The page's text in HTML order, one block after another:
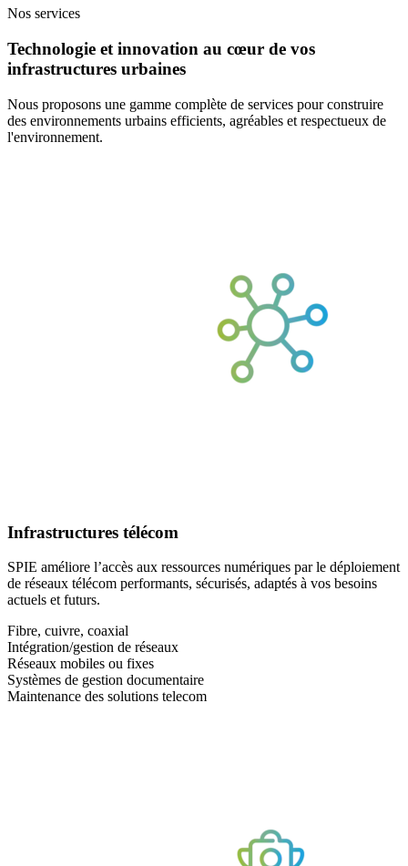
Nos services
Technologie et innovation au cœur de vos
infrastructures urbaines
Nous proposons une gamme complète de services pour construire
des environnements urbains efficients, agréables et respectueux de
l'environnement.
Infrastructures télécom
SPIE améliore l’accès aux ressources numériques par le déploiement
de réseaux télécom performants, sécurisés, adaptés à vos besoins
actuels et futurs.
Fibre, cuivre, coaxial
Intégration/gestion de réseaux
Réseaux mobiles ou fixes
Systèmes de gestion documentaire
Maintenance des solutions telecom